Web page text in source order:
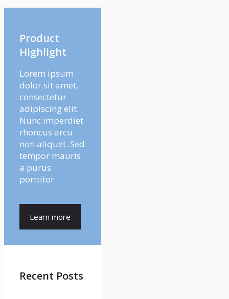
Product
Highlight
Lorem ipsum
dolor sit amet,
consectetur
adipiscing elit.
Nunc imperdiet
rhoncus arcu
non aliquet. Sed
tempor mauris
a purus
porttitor
Learn more
Recent Posts